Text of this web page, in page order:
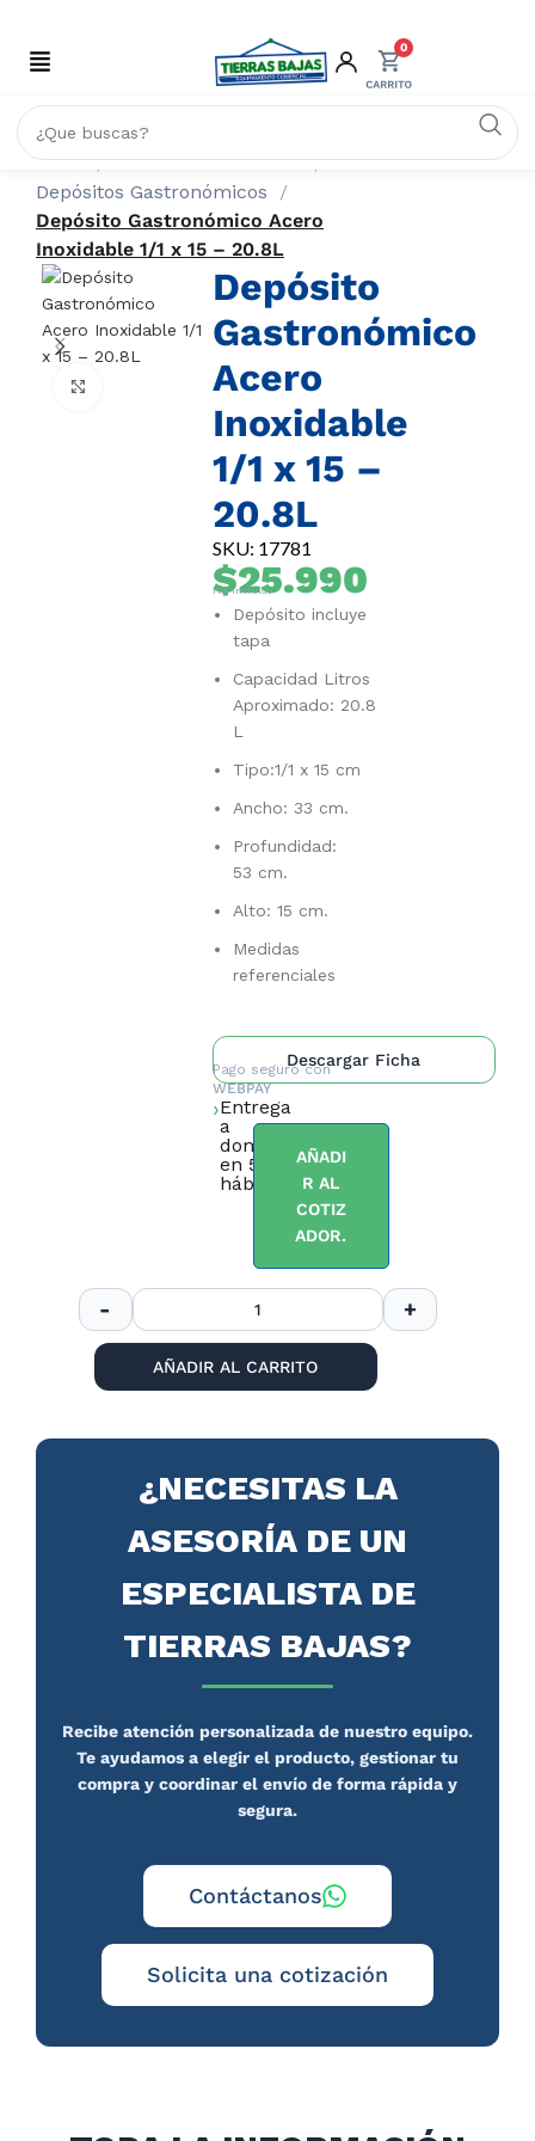
0
Inicio
ACERO INOXIDABLE
Depósitos Gastronómicos
Depósito Gastronómico Acero
Inoxidable 1/1 x 15 – 20.8L
Click to enlarge
Depósito
Gastronómico
Acero
Inoxidable
1/1 x 15 –
20.8L
SKU: 17781
$25.990
IVA Incluido
Depósito incluye
tapa
Capacidad Litros
Aproximado: 20.8
L
Tipo:1/1 x 15 cm
Ancho: 33 cm.
Profundidad:
53 cm.
Alto: 15 cm.
Medidas
referenciales
Descargar Ficha
Pago seguro con
WEBPAY
Entrega
a
domicilio
en 5 días
hábiles.
AÑADI
R AL
COTIZ
ADOR.
AÑADIR AL CARRITO
¿NECESITAS LA
ASESORÍA DE UN
ESPECIALISTA DE
TIERRAS BAJAS?
Recibe atención personalizada de nuestro equipo.
Te ayudamos a elegir el producto, gestionar tu
compra y coordinar el envío de forma rápida y
segura.
Contáctanos
Solicita una cotización